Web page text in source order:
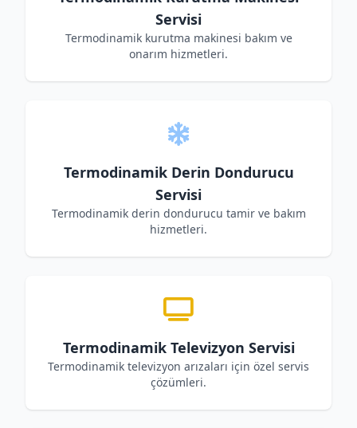
Servisi
Termodinamik kurutma makinesi bakım ve
onarım hizmetleri.
Termodinamik Derin Dondurucu
Servisi
Termodinamik derin dondurucu tamir ve bakım
hizmetleri.
Termodinamik Televizyon Servisi
Termodinamik televizyon arızaları için özel servis
çözümleri.